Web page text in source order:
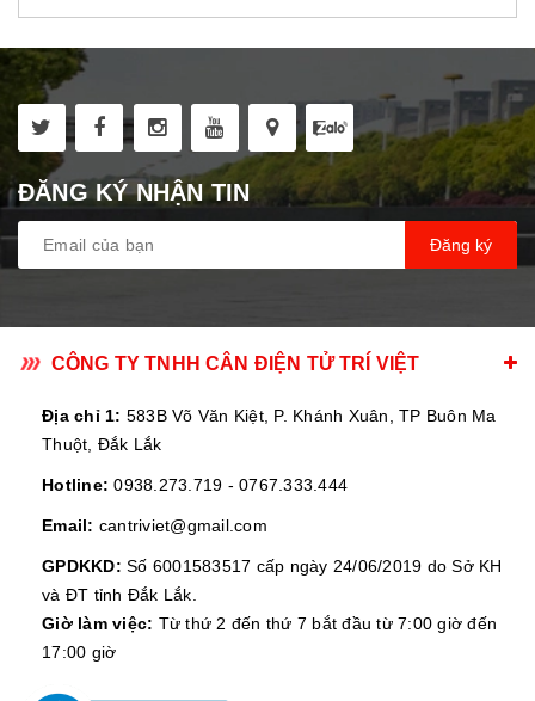
ĐĂNG KÝ NHẬN TIN
Đăng ký
CÔNG TY TNHH CÂN ĐIỆN TỬ TRÍ VIỆT
Địa chỉ 1: 583B Võ Văn Kiệt, P. Khánh Xuân, TP Buôn Ma
Thuột, Đắk Lắk
Hotline: 0938.273.719 - 0767.333.444
Email: cantriviet@gmail.com
GPDKKD: Số 6001583517 cấp ngày 24/06/2019 do Sở KH
và ĐT tỉnh Đắk Lắk.
Giờ làm việc: Từ thứ 2 đến thứ 7 bắt đầu từ 7:00 giờ đến
17:00 giờ